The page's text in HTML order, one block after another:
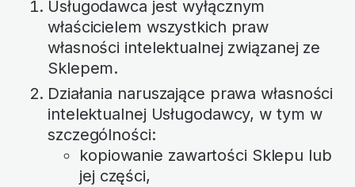
Usługodawca jest wyłącznym
właścicielem wszystkich praw
własności intelektualnej związanej ze
Sklepem.
Działania naruszające prawa własności
intelektualnej Usługodawcy, w tym w
szczególności:
kopiowanie zawartości Sklepu lub
jej części,